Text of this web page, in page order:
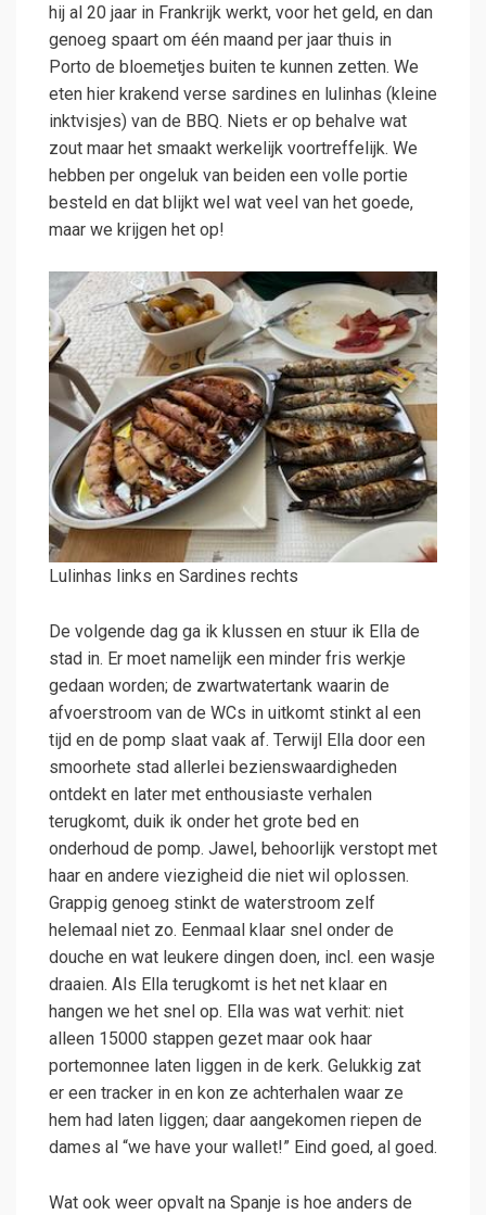
hij al 20 jaar in Frankrijk werkt, voor het geld, en dan
genoeg spaart om één maand per jaar thuis in
Porto de bloemetjes buiten te kunnen zetten. We
eten hier krakend verse sardines en lulinhas (kleine
inktvisjes) van de BBQ. Niets er op behalve wat
zout maar het smaakt werkelijk voortreffelijk. We
hebben per ongeluk van beiden een volle portie
besteld en dat blijkt wel wat veel van het goede,
maar we krijgen het op!
Lulinhas links en Sardines rechts
De volgende dag ga ik klussen en stuur ik Ella de
stad in. Er moet namelijk een minder fris werkje
gedaan worden; de zwartwatertank waarin de
afvoerstroom van de WCs in uitkomt stinkt al een
tijd en de pomp slaat vaak af. Terwijl Ella door een
smoorhete stad allerlei bezienswaardigheden
ontdekt en later met enthousiaste verhalen
terugkomt, duik ik onder het grote bed en
onderhoud de pomp. Jawel, behoorlijk verstopt met
haar en andere viezigheid die niet wil oplossen.
Grappig genoeg stinkt de waterstroom zelf
helemaal niet zo. Eenmaal klaar snel onder de
douche en wat leukere dingen doen, incl. een wasje
draaien. Als Ella terugkomt is het net klaar en
hangen we het snel op. Ella was wat verhit: niet
alleen 15000 stappen gezet maar ook haar
portemonnee laten liggen in de kerk. Gelukkig zat
er een tracker in en kon ze achterhalen waar ze
hem had laten liggen; daar aangekomen riepen de
dames al “we have your wallet!” Eind goed, al goed.
Wat ook weer opvalt na Spanje is hoe anders de